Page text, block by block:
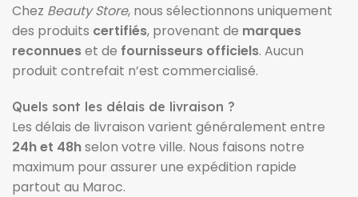
Chez Beauty Store, nous sélectionnons uniquement
des produits certifiés, provenant de marques
reconnueset de fournisseurs officiels. Aucun
produit contrefait n’est commercialisé.
Quels sont les délais de livraison ?
Les délais de livraison varient généralement entre
24h et 48hselon votre ville. Nous faisons notre
maximum pour assurer une expédition rapide
partout au Maroc.